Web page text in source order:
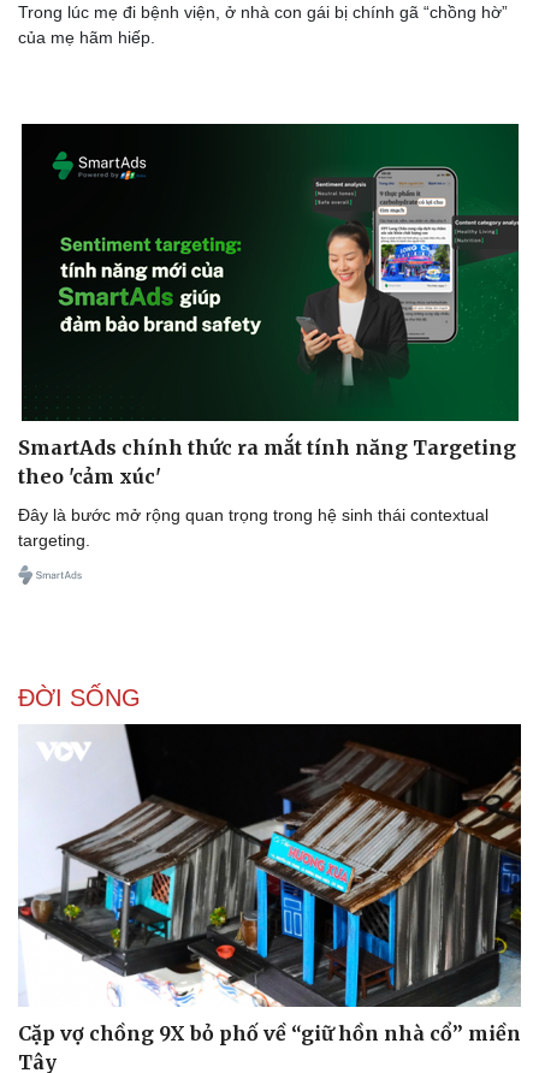
Thông tin doanh nghiệp
Doanh nghiệp 24h
Doanh nhân
Vì cộng đồng
Công nghệ
Sành điệu
Tin Công nghệ
Trải nghiệm
Chuyển đổi số
Trong lúc mẹ đi bệnh viện, ở nhà con gái bị chính gã “chồng hờ”
của mẹ hãm hiếp.
SmartAds chính thức ra mắt tính năng Targeting
theo 'cảm xúc'
Đây là bước mở rộng quan trọng trong hệ sinh thái contextual
targeting.
ĐỜI SỐNG
Cặp vợ chồng 9X bỏ phố về “giữ hồn nhà cổ” miền
Tây